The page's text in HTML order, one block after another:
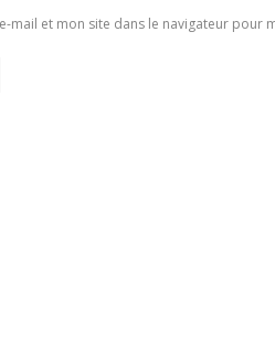
mail et mon site dans le navigateur pour